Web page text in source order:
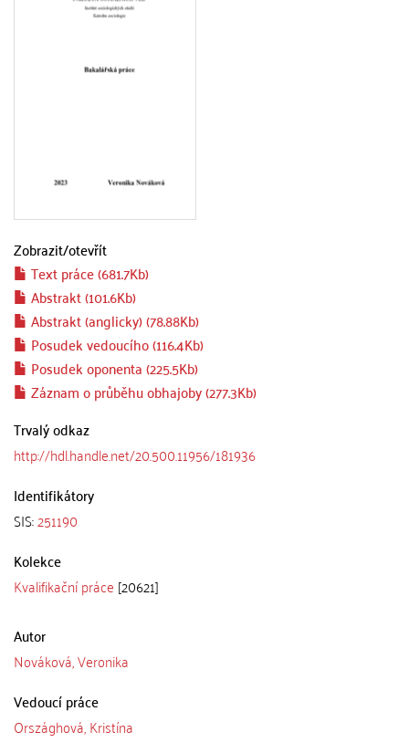
Zobrazit/otevřít
Text práce (681.7Kb)
Abstrakt (101.6Kb)
Abstrakt (anglicky) (78.88Kb)
Posudek vedoucího (116.4Kb)
Posudek oponenta (225.5Kb)
Záznam o průběhu obhajoby (277.3Kb)
Trvalý odkaz
http://hdl.handle.net/20.500.11956/181936
Identifikátory
SIS:251190
Kolekce
Kvalifikační práce [20621]
Autor
Nováková, Veronika
Vedoucí práce
Országhová, Kristína